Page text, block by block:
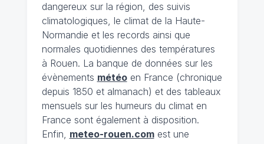
dangereux sur la région, des suivis
climatologiques, le climat de la Haute-
Normandie et les records ainsi que
normales quotidiennes des températures
à Rouen. La banque de données sur les
évènements météoen France (chronique
depuis 1850 et almanach) et des tableaux
mensuels sur les humeurs du climat en
France sont également à disposition.
Enfin, meteo-rouen.comest une